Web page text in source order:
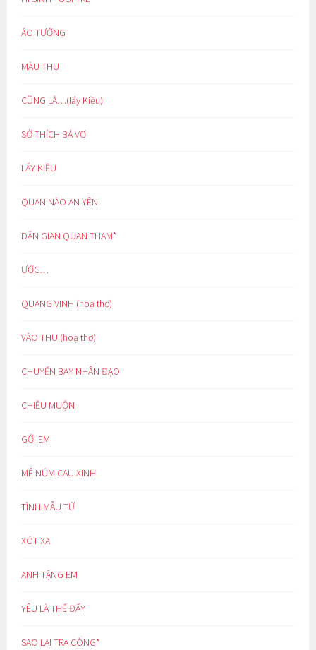
ẢO TƯỞNG
MÀU THU
CŨNG LÀ…(lẩy Kiều)
SỞ THÍCH BÁ VƠ
LẨY KIỀU
QUAN NÀO AN YÊN
DÂN GIAN QUAN THAM*
ƯỚC…
QUANG VINH (hoạ thơ)
VÀO THU (hoạ thơ)
CHUYẾN BAY NHÂN ĐẠO
CHIỀU MUỘN
GỞI EM
MÊ NÚM CAU XINH
TÌNH MẪU TỬ
XÓT XA
ANH TẶNG EM
YÊU LÀ THẾ ĐẤY
SAO LẠI TRA CÒNG*